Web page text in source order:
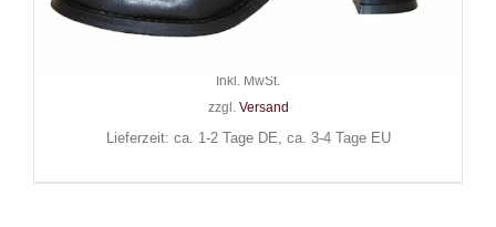
Magic Lady
Inkl. MwSt.
zzgl. Versand
Lieferzeit: ca. 1-2 Tage DE, ca. 3-4 Tage EU